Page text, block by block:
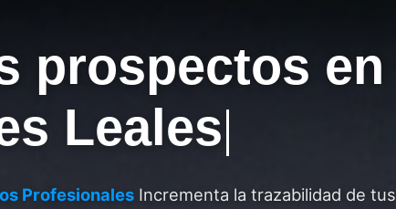
prospectos en
Leales
ProfesionalesIncrementa la trazabilidad de tus